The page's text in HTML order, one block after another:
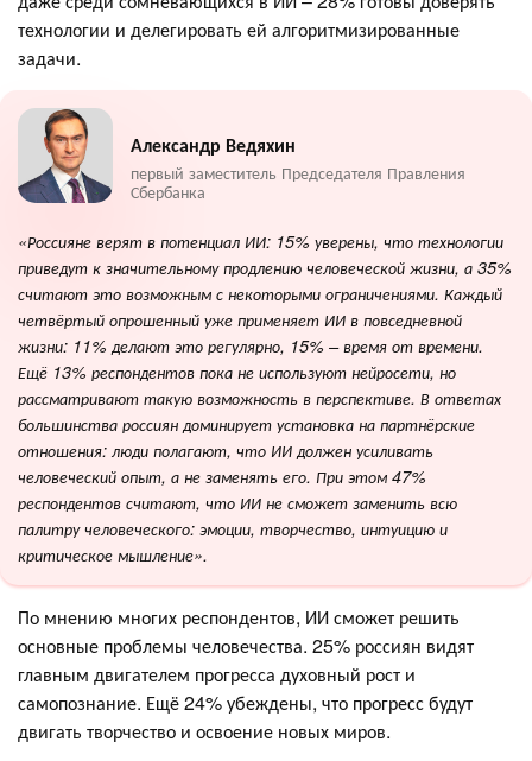
технологии и делегировать ей алгоритмизированные
задачи.
Александр Ведяхин
первый заместитель Председателя Правления
Сбербанка
«Россияне верят в потенциал ИИ: 15% уверены, что технологии
приведут к значительному продлению человеческой жизни, а 35%
считают это возможным с некоторыми ограничениями. Каждый
четвёртый опрошенный уже применяет ИИ в повседневной
жизни: 11% делают это регулярно, 15% – время от времени.
Ещё 13% респондентов пока не используют нейросети, но
рассматривают такую возможность в перспективе. В ответах
большинства россиян доминирует установка на партнёрские
отношения: люди полагают, что ИИ должен усиливать
человеческий опыт, а не заменять его. При этом 47%
респондентов считают, что ИИ не сможет заменить всю
палитру человеческого: эмоции, творчество, интуицию и
критическое мышление».
По мнению многих респондентов, ИИ сможет решить
основные проблемы человечества. 25% россиян видят
главным двигателем прогресса духовный рост и
самопознание. Ещё 24% убеждены, что прогресс будут
двигать творчество и освоение новых миров.